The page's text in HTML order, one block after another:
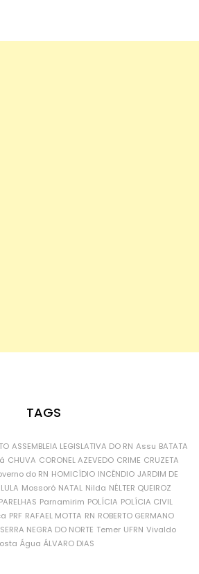
TAGS
ASSEMBLEIA LEGISLATIVA DO RN Assu BATATA
CHUVA CORONEL AZEVEDO CRIME CRUZETA
do RN HOMICÍDIO INCÊNDIO JARDIM DE
LULA Mossoró NATAL Nilda NÉLTER QUEIROZ
PARELHAS Parnamirim POLÍCIA POLÍCIA CIVIL
PRF RAFAEL MOTTA RN ROBERTO GERMANO
SERRA NEGRA DO NORTE Temer UFRN Vivaldo
Água ÁLVARO DIAS